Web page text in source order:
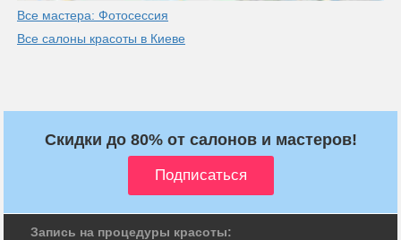
Все мастера: Фотосессия
Все салоны красоты в Киеве
Скидки до 80% от салонов и мастеров!
Запись на процедуры красоты: